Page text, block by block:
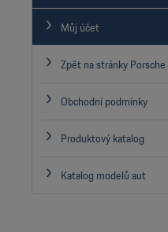
Můj účet
Zpět na stránky Porsche
Obchodní podmínky
Produktový katalog
Katalog modelů aut